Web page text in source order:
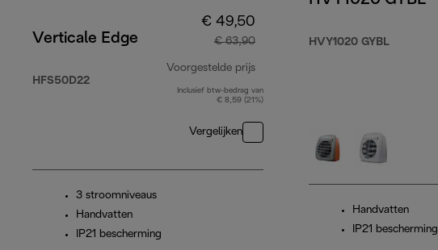
Verticale Edge
HFS50D22
€ 49,50
€ 63,90
Voorgestelde prijs
originele prijs € 63,90
Inclusief btw-bedrag van
€ 8,59 (21%)
Vergelijken
3 stroomniveaus
Handvatten
IP21 bescherming
HVY1020 GYBL
Handvatten
IP21 bescherming